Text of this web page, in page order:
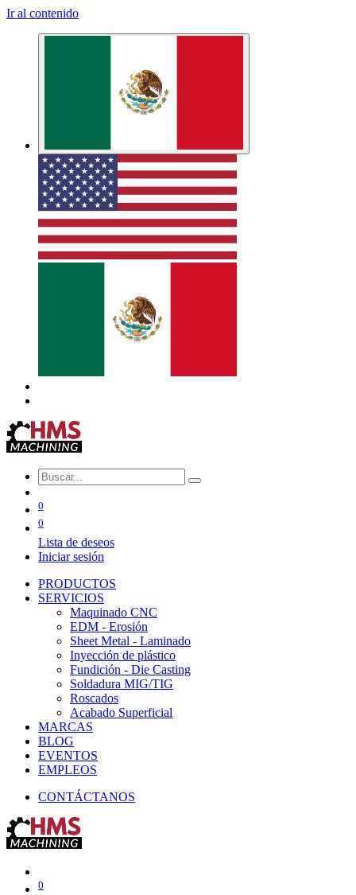
Ir al contenido
0
0
Lista de deseos
Iniciar sesión
PRODUCTOS
SERVICIOS
Maquinado CNC
EDM - Erosión
Sheet Metal - Laminado
Inyección de plástico
Fundición - Die Casting
Soldadura MIG/TIG
Roscados
Acabado Superficial
MARCAS
BLOG
EVENTOS
EMPLEOS
CONTÁCTAN​​OS
0